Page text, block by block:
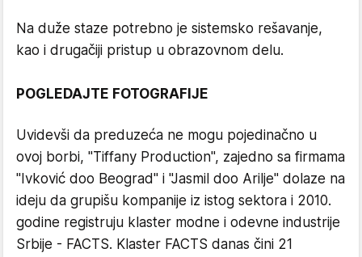
Na duže staze potrebno je sistemsko rešavanje,
kao i drugačiji pristup u obrazovnom delu.
POGLEDAJTE FOTOGRAFIJE
Uvidevši da preduzeća ne mogu pojedinačno u
ovoj borbi, "Tiffany Production", zajedno sa firmama
"Ivković doo Beograd" i "Jasmil doo Arilje" dolaze na
ideju da grupišu kompanije iz istog sektora i 2010.
godine registruju klaster modne i odevne industrije
Srbije - FACTS. Klaster FACTS danas čini 21